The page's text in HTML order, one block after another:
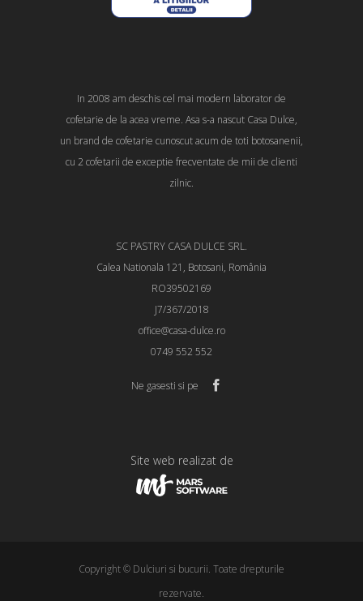
In 2008 am deschis cel mai modern laborator de
cofetarie de la acea vreme. Asa s-a nascut Casa Dulce,
un brand de cofetarie cunoscut acum de toti botosanenii,
cu 2 cofetarii de exceptie frecventate de mii de clienti
zilnic.
SC PASTRY CASA DULCE SRL.
Calea Nationala 121, Botosani, România
RO39502169
J7/367/2018
office@casa-dulce.ro
0749 552 552
Ne gasesti si pe
Site web realizat de
Copyright © Dulciuri si bucurii. Toate drepturile
rezervate.